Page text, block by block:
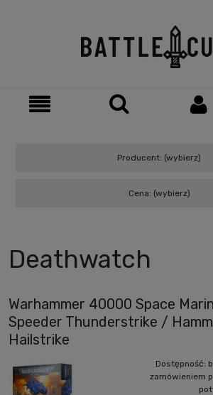
Producent: (wybierz)
Cena: (wybierz)
Deathwatch
Warhammer 40000 Space
Speeder Thunderstrike /
Hailstrike
Dostępność:
zamówieniem